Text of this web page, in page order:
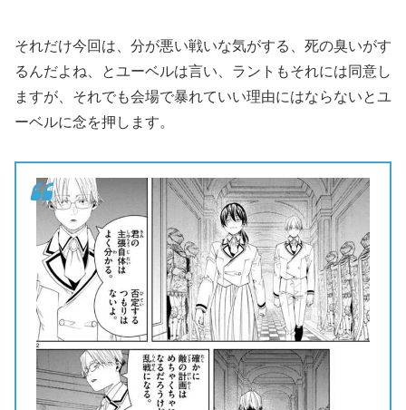
それだけ今回は、分が悪い戦いな気がする、死の臭いがす
るんだよね、とユーベルは言い、ラントもそれには同意し
ますが、それでも会場で暴れていい理由にはならないとユ
ーベルに念を押します。